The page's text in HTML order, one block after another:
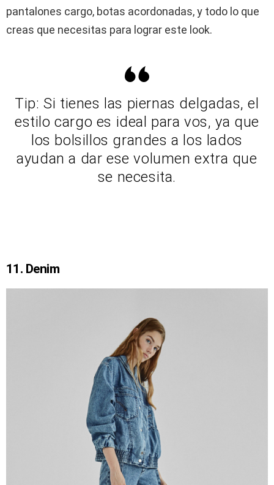
pantalones cargo, botas acordonadas, y todo lo que
creas que necesitas para lograr este look.
Tip: Si tienes las piernas delgadas, el
estilo cargo es ideal para vos, ya que
los bolsillos grandes a los lados
ayudan a dar ese volumen extra que
se necesita.
11. Denim